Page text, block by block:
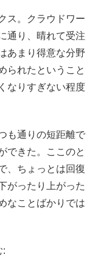
ス。クラウドワー
通り、晴れて受注
あまり得意な分野
られたということ
なりすぎない程度
も通りの短距離で
できた。ここのと
、ちょっとは回復
がったり上がった
なことばかりでは
: